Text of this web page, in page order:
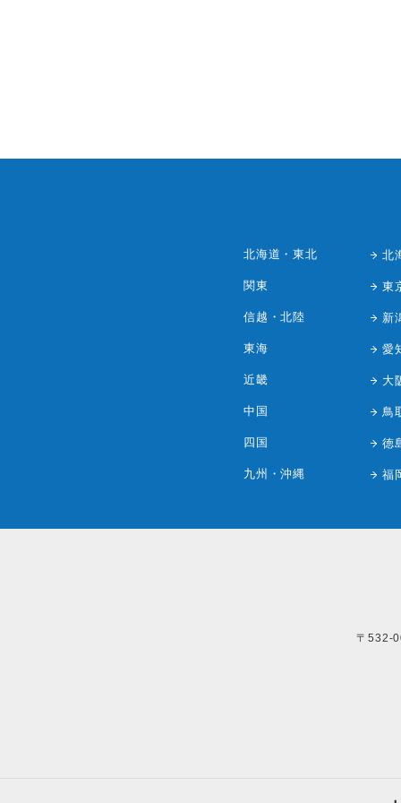
北海道・東北 北
関東 東
信越・北陸 新
東海 愛
近畿 大
中国 鳥
四国 徳
九州・沖縄 福
〒532-